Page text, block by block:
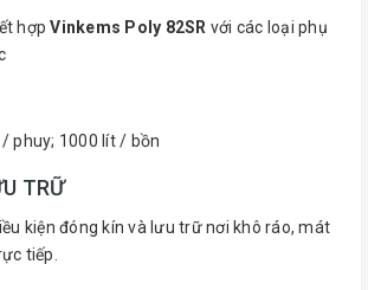
hợpVinkems Poly 82SR với các loại phụ
phuy; 1000 lít / bồn
TRỮ
kiện đóng kín và lưu trữ nơi khô ráo, mát
tiếp.